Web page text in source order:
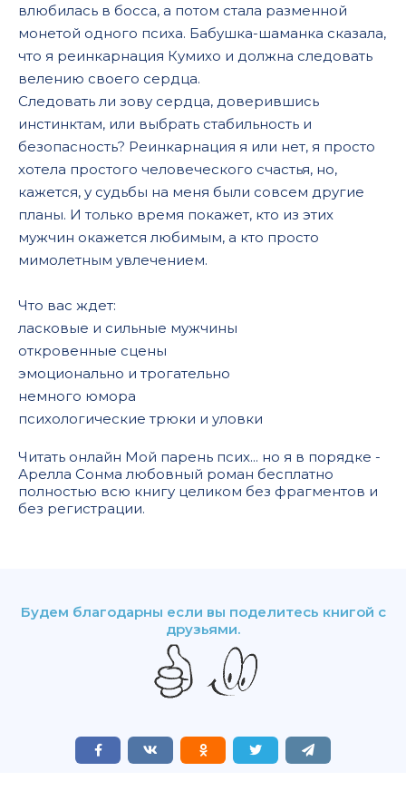
влюбилась в босса, а потом стала разменной
монетой одного психа. Бабушка-шаманка сказала,
что я реинкарнация Кумихо и должна следовать
велению своего сердца.
Следовать ли зову сердца, доверившись
инстинктам, или выбрать стабильность и
безопасность? Реинкарнация я или нет, я просто
хотела простого человеческого счастья, но,
кажется, у судьбы на меня были совсем другие
планы. И только время покажет, кто из этих
мужчин окажется любимым, а кто просто
мимолетным увлечением.
Что вас ждет:
ласковые и сильные мужчины
откровенные сцены
эмоционально и трогательно
немного юмора
психологические трюки и уловки
Читать онлайн Мой парень псих... но я в порядке -
Арелла Сонма любовный роман бесплатно
полностью всю книгу целиком без фрагментов и
без регистрации.
Будем благодарны если вы поделитесь книгой с
друзьями.